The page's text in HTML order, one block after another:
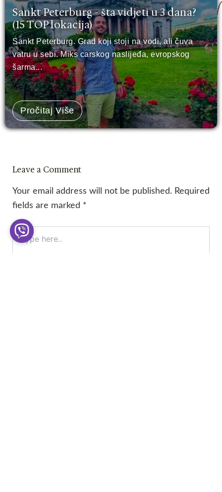
Sankt Peterburg - šta vidjeti u 3 dana?
(15 TOP lokacija)
Sankt Peterburg. Grad koji stoji na vodi, ali čuva
vatru u sebi. Miks carskog naslijeđa, evropskog
šarma...
Pročitaj Više
Leave a Comment
Your email address will not be published. Required
fields are marked *
Type
here..